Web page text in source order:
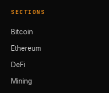
SECTIONS
Bitcoin
Ethereum
DeFi
Mining